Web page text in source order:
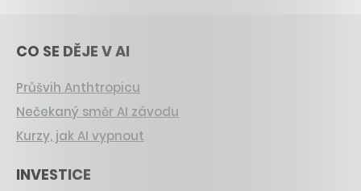
CO SE DĚJE V AI
Průšvih Anthtropicu
Nečekaný směr AI závodu
Kurzy, jak AI vypnout
INVESTICE